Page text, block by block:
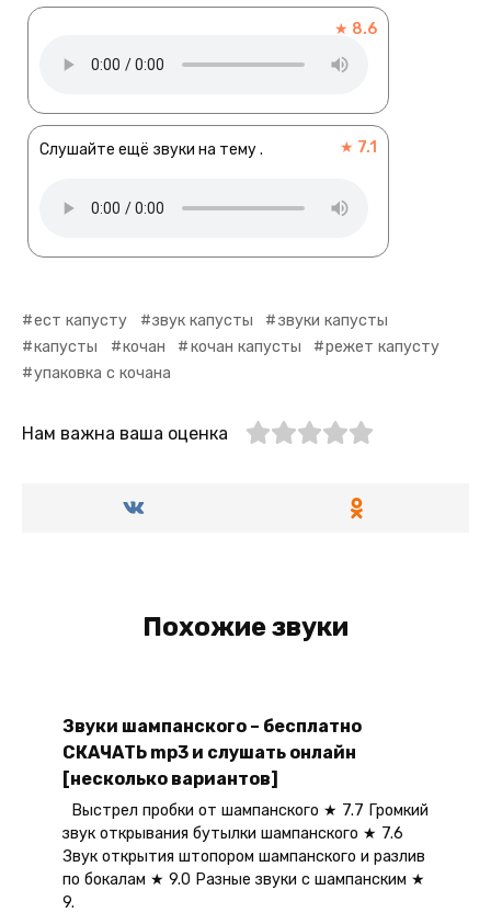
★ 8.6
Слушайте ещё звуки на тему . ★ 7.1
ест капусту звук капусты
звуки капусты
капусты
кочан кочан капусты
режет капусту
упаковка с кочана
Нам важна ваша оценка
Похожие звуки
Звуки шампанского – бесплатно
СКАЧАТЬ mp3 и слушать онлайн
[несколько вариантов]
Выстрел пробки от шампанского ★ 7.7 Громкий
звук открывания бутылки шампанского ★ 7.6
Звук открытия штопором шампанского и разлив
по бокалам ★ 9.0 Разные звуки с шампанским ★
9.